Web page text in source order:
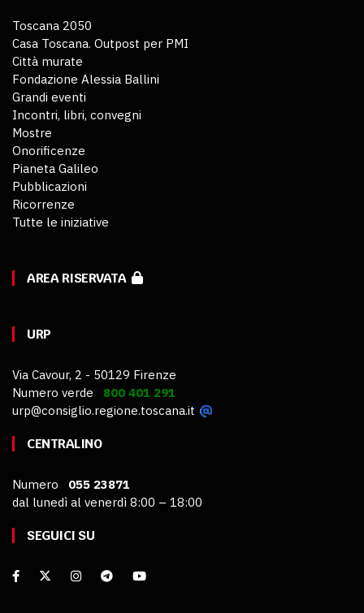
Toscana 2050
Casa Toscana. Outpost per PMI
Città murate
Fondazione Alessia Ballini
Grandi eventi
Incontri, libri, convegni
Mostre
Onorificenze
Pianeta Galileo
Pubblicazioni
Ricorrenze
Tutte le iniziative
AREA RISERVATA
URP
Via Cavour, 2 - 50129 Firenze
Numero verde 800 401 291
urp@consiglio.regione.toscana.it
CENTRALINO
Numero 055 23871
dal lunedì al venerdì 8:00 – 18:00
SEGUICI SU